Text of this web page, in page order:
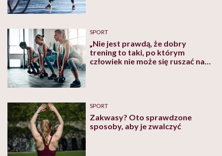
SPORT
„Nie jest prawdą, że dobry
trening to taki, po którym
człowiek nie może się ruszać na
SPORT
Zakwasy? Oto sprawdzone
sposoby, aby je zwalczyć